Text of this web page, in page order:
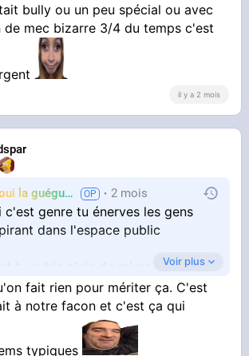
bully ou un peu spécial ou avec
de mec bizarre 3/4 du temps c'est
il y a 2 mois
Miaouss oui la guéguérre TF6 2 mois
c'est genre tu énerves les gens
dans l'espace public
et tu subis plein de micro agression,
Voir plus
fait rien pour mériter ça. C'est
à notre facon et c'est ça qui
typiques